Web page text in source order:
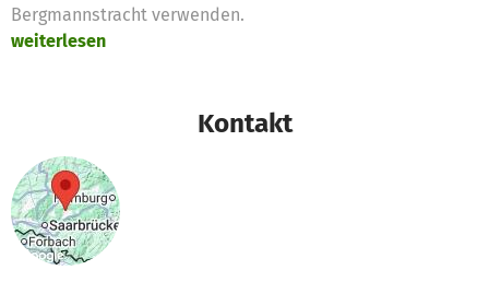
Bergmannstracht verwenden.
weiterlesen
Kontakt